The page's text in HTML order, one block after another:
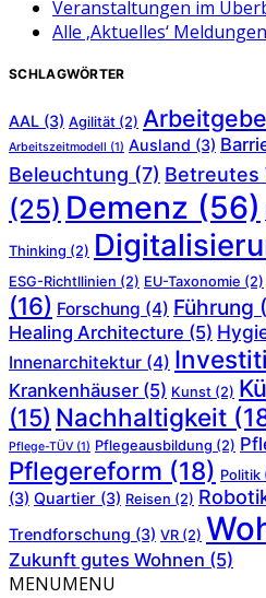
Veranstaltungen im
Alle ‚Aktuelles‘ Meldungen
SCHLAGWÖRTER
AAL (3) Agilität (2)
Arbeitszeitmodell (1) Ausland (3)
Beleuchtung (7) Betreutes
(25) Demenz (56)
Thinking (2)
ESG-Richtllinien (2) EU-Taxonomie (2)
(16) Forschung (4) Führung
Healing Architecture (5)
Innenarchitektur (4)
Krankenhäuser (5) Kunst (2)
(15) Nachhaltigkeit
Pflege-TÜV (1) Pflegeausbildung (2)
Pflegereform (18) Politik
(3) Quartier (3) Reisen (2)
Trendforschung (3) VR (2)
Zukunft gutes Wohnen (5)
MENUMENU